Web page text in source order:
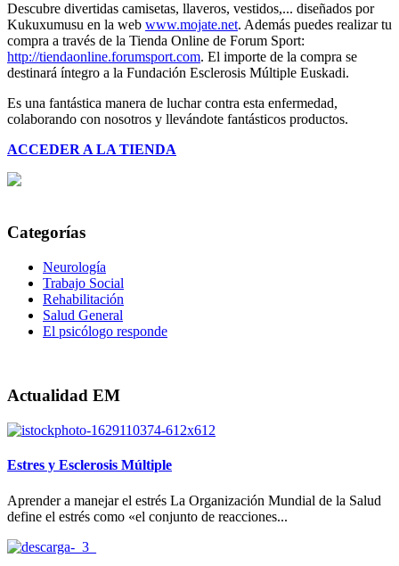
Descubre divertidas camisetas, llaveros, vestidos,... diseñados por
Kukuxumusu en la web www.mojate.net. Además puedes realizar tu
compra a través de la Tienda Online de Forum Sport:
http://tiendaonline.forumsport.com. El importe de la compra se
destinará íntegro a la Fundación Esclerosis Múltiple Euskadi.
Es una fantástica manera de luchar contra esta enfermedad,
colaborando con nosotros y llevándote fantásticos productos.
ACCEDER A LA TIENDA
Categorías
Neurología
Trabajo Social
Rehabilitación
Salud General
El psicólogo responde
Actualidad EM
Estres y Esclerosis Múltiple
Aprender a manejar el estrés La Organización Mundial de la Salud
define el estrés como «el conjunto de reacciones...